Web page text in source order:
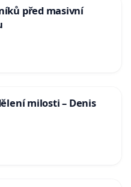
před masivní
milosti – Denis